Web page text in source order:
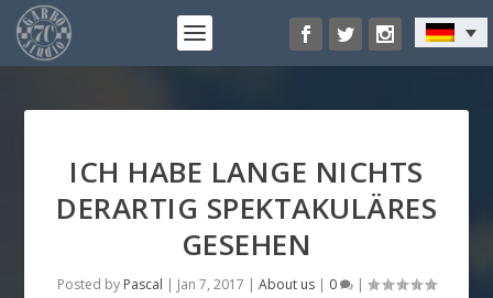
ICH HABE LANGE NICHTS
DERARTIG SPEKTAKULÄRES
GESEHEN
Posted by Pascal | Jan 7, 2017 | About us | 0 |